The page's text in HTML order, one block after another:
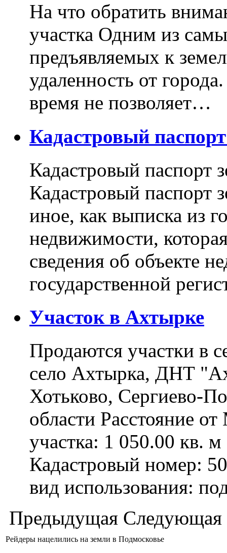
На что обратить
участка Одним из
предъявляемых к
удаленность от
время не позволяет…
Кадастровый
Кадастровый паспорт
Кадастровый паспорт
иное, как выписка из
недвижимости,
сведения об объекте
государственной
Участок в Ахтырке
Продаются участки в
село Ахтырка, ДНТ
Хотьково, Сергиево-
области Расстояние
участка: 1 050.00 кв.
Кадастровый номер:
вид использования:
Предыдущая Следующая
Рейдеры нацелились на земли в Подмосковье